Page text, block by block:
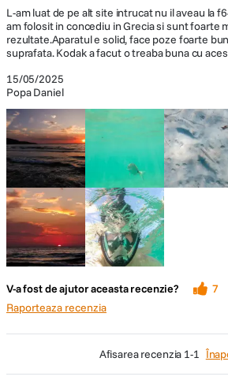
(1900k-10000k),
Moduri
presetate
(Scene)
Portret, Peisaj, Sport,
soare, Artificii, Peisaj
Petrecere, Interior,
Capacitate
inregistrare foto
(4:3) 16MP:
10MP:3648x2736,
3MP: 2048x1536,
14MP: 4608x3072,
4608x2592, 2MP:
Blit integrat
Intern Moduri blit
Blit de umplere,
Sincronizare lenta +
Reducere ochi rosii
SPECIFICATII VIDEO:
Inregistrare
15/05/2025
Popa Daniel
L-am luat de pe alt site intrucat nu il aveau la
am folosit in concediu in Grecia si sunt foarte
rezultate.Aparatul e solid, face poze foarte
suprafata. Kodak a facut o treaba buna cu
V-a fost de ajutor aceasta recenzie? 7
Raporteaza recenzia
afisarea recenzia 1-1